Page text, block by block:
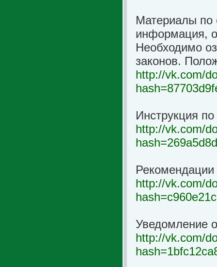
Материалы по
информация,
Необходимо
законов.
http://vk.com/
Инструкция
http://vk.com/
http://vk.com/
Уведомление
http://vk.com/